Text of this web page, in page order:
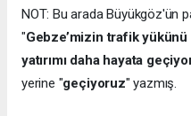
NOT: Bu arada Büyükgöz'ün
"Gebze’mizin trafik
yatırımı daha hayata
yerine "geçiyoruz" yazmış.